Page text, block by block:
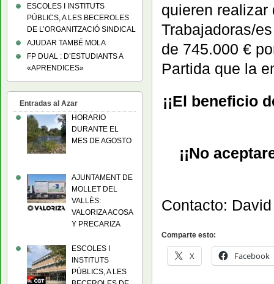
quieren
Trabajadoras/
de 745.000 €
Partida que la
¡¡El beneficio
¡¡No
Contacto:
Comparte esto:
X Facebook
ESCOLES I INSTITUTS
PÚBLICS, A LES BECEROLES
DE L’ORGANITZACIÓ SINDICAL
AJUDAR TAMBÉ MOLA
FP DUAL : D’ESTUDIANTS A
«APRENDICES»
Entradas al Azar
HORARIO
DURANTE EL
MES DE AGOSTO
AJUNTAMENT DE
MOLLET DEL
VALLÈS:
VALORIZA ACOSA
Y PRECARIZA
ESCOLES I
INSTITUTS
PÚBLICS, A LES